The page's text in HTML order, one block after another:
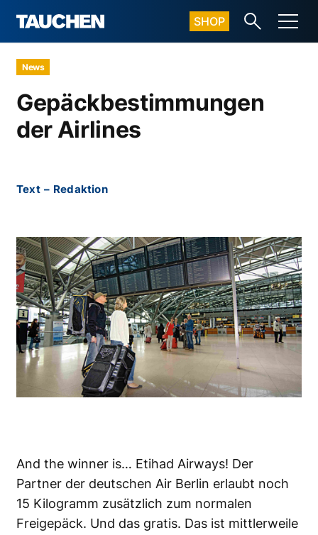
SHOP
News
Gepäckbestimmungen
der Airlines
Text – Redaktion
And the winner is… Etihad Airways! Der
Partner der deutschen Air Berlin erlaubt noch
15 Kilogramm zusätzlich zum normalen
Freigepäck. Und das gratis. Das ist mittlerweile